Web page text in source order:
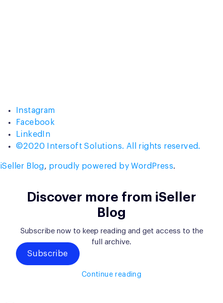
Instagram
Facebook
LinkedIn
©2020 Intersoft Solutions. All rights reserved.
iSeller Blog, proudly powered by WordPress.
Discover more from iSeller
Blog
Subscribe now to keep reading and get access to the
full archive.
Subscribe
Continue reading